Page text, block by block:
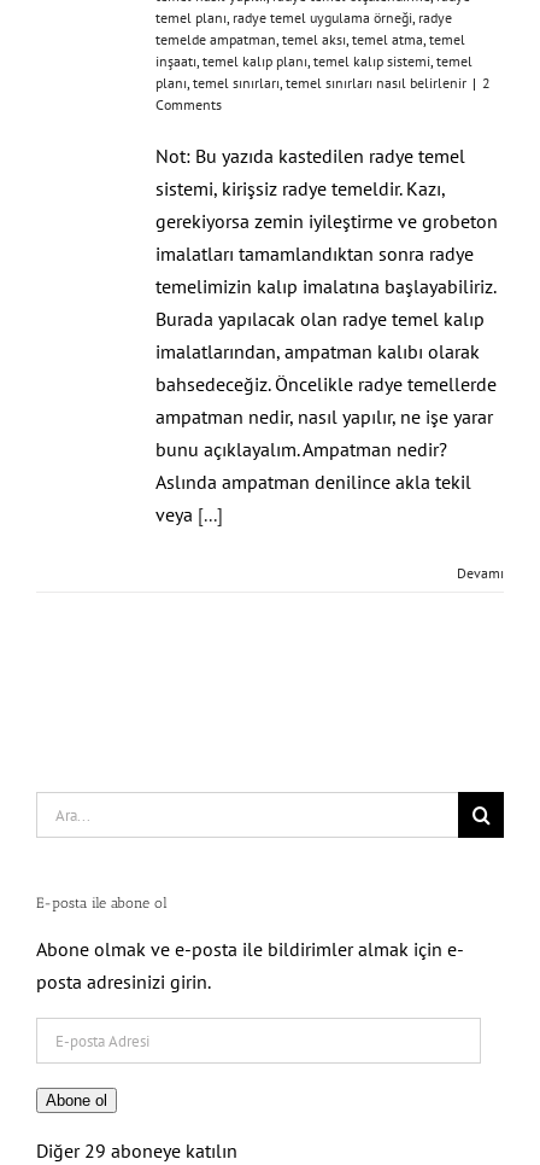
temel planı, radye temel uygulama örneği, radye
temelde ampatman, temel aksı, temel atma, temel
inşaatı, temel kalıp planı, temel kalıp sistemi, temel
planı, temel sınırları, temel sınırları nasıl belirlenir | 2
Comments
Not: Bu yazıda kastedilen radye temel
sistemi, kirişsiz radye temeldir. Kazı,
gerekiyorsa zemin iyileştirme ve grobeton
imalatları tamamlandıktan sonra radye
temelimizin kalıp imalatına başlayabiliriz.
Burada yapılacak olan radye temel kalıp
imalatlarından, ampatman kalıbı olarak
bahsedeceğiz. Öncelikle radye temellerde
ampatman nedir, nasıl yapılır, ne işe yarar
bunu açıklayalım. Ampatman nedir?
Aslında ampatman denilince akla tekil
veya [...]
Devamı
Search
for:
E-posta ile abone ol
Abone olmak ve e-posta ile bildirimler almak için e-
posta adresinizi girin.
posta
Adresi
Abone ol
Diğer 29 aboneye katılın